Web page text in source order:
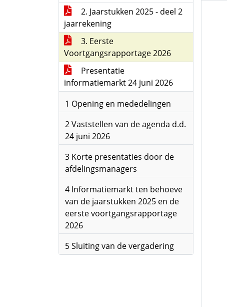
2. Jaarstukken 2025 - deel 2
jaarrekening
3. Eerste
Voortgangsrapportage 2026
Presentatie
informatiemarkt 24 juni 2026
1 Opening en mededelingen
2 Vaststellen van de agenda d.d.
24 juni 2026
3 Korte presentaties door de
afdelingsmanagers
4 Informatiemarkt ten behoeve
van de jaarstukken 2025 en de
eerste voortgangsrapportage
2026
5 Sluiting van de vergadering